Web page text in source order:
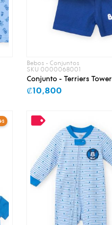
Bebos • Conjuntos
SKU 0000068001
Conjunto - Terriers Tower
₡10,800